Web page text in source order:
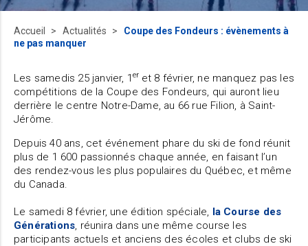
Accueil Actualités
Coupe des Fondeurs : évènements à
ne pas manquer
Les samedis 25 janvier, 1 er et 8 février, ne manquez pas les
compétitions de la Coupe des Fondeurs, qui auront lieu
derrière le centre Notre-Dame, au 66 rue Filion, à Saint-
Jérôme.
Depuis 40 ans, cet événement phare du ski de fond réunit
plus de 1 600 passionnés chaque année, en faisant l’un
des rendez-vous les plus populaires du Québec, et même
du Canada.
Le samedi 8 février, une édition spéciale, la Course des
Générations, réunira dans une même course les
participants actuels et anciens des écoles et clubs de ski